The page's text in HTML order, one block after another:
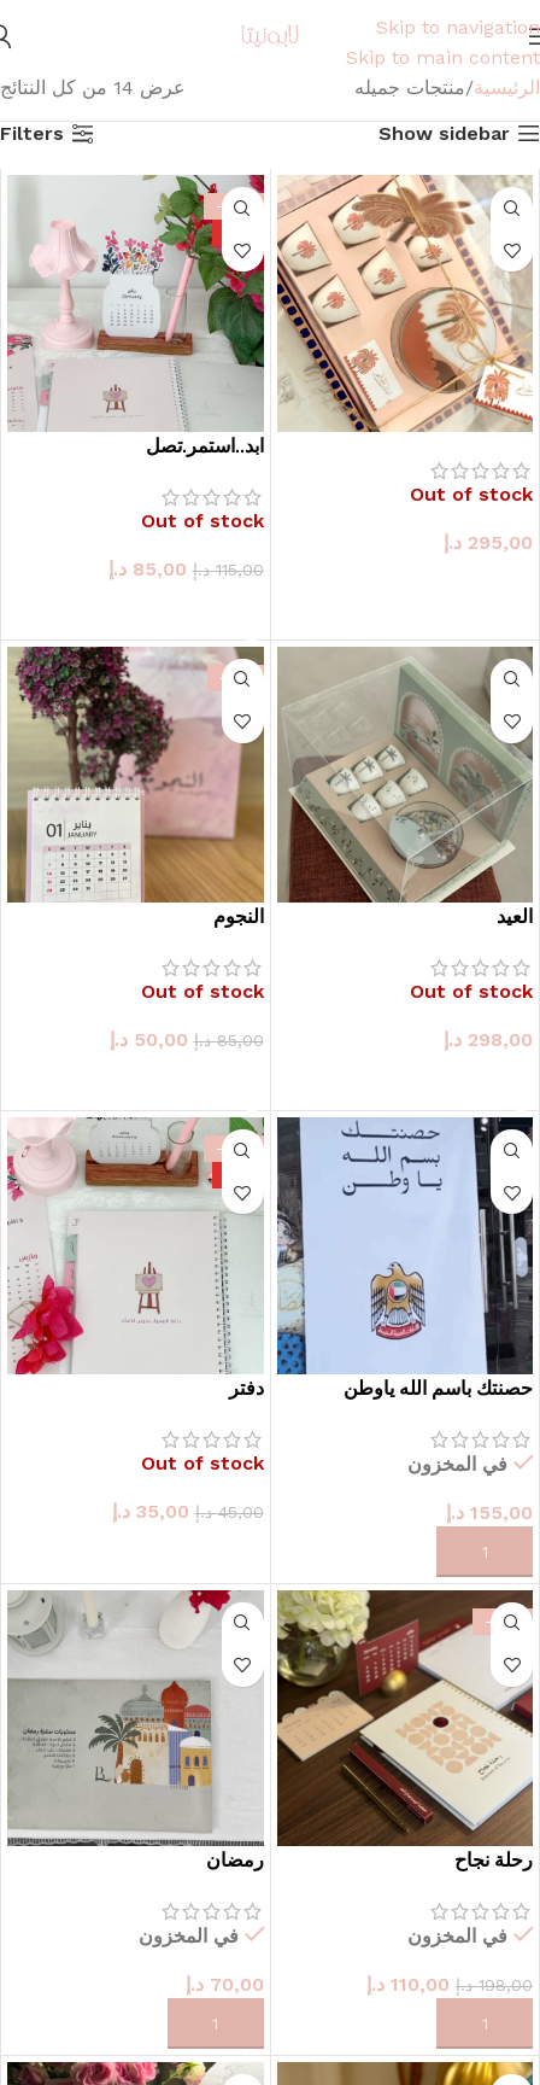
Skip to navigation
Skip to main content
الرئيسية منتجات جميله
عرض ⁦14⁩ من كل النتائج
Show sidebar
Filters
Out of stock
295,00 د.إ
-26%
ابد..استمر.تصل
Out of stock
115,00 د.إ 85,00 د.إ
العيد
Out of stock
298,00 د.إ
-41%
النجوم
Out of stock
85,00 د.إ 50,00 د.إ
حصنتك باسم الله ياوطن
في المخزون
155,00 د.إ
حدد الخيارات
-22%
دفتر
Out of stock
45,00 د.إ 35,00 د.إ
-44%
رحلة نجاح
في المخزون
198,00 د.إ 110,00 د.إ
حدد الخيارات
رمضان
في المخزون
70,00 د.إ
حدد الخيارات